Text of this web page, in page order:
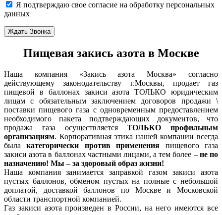
Я подтверждаю свое согласие на обработку персональных
данных
Ждать Звонка
Пищевая закись азота в Москве
Наша компания «Закись азота Москва» согласно
действующему законодательству г.Москвы, продает газ
пищевой в баллонах закиси азота ТОЛЬКО юридическим
лицам с обязательным заключением договоров продажи \
поставки пищевого газа с одновременным предоставлением
необходимого пакета подтверждающих документов, что
продажа газа осуществляетсяТОЛЬКО профильным
организациям. Корпоративная этика нашей компании всегда
былакатегорически против применения пищевого газа
закиси азота в баллонах частными лицами, а тем более – не по
назначению! Мы – за здоровый образ жизни!
Наша компания занимается заправкой газом закиси азота
пустых баллонов, обменом пустых на полные с небольшой
доплатой, доставкой баллонов по Москве и Московской
области транспортной компанией.
Газ закиси азота произведен в России, на него имеются все